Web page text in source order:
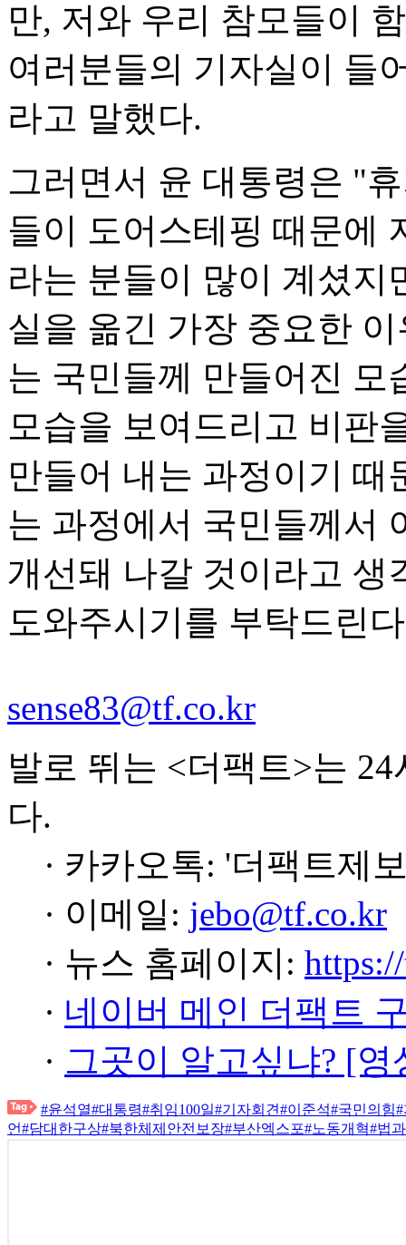
만, 저와 우리 참모들이
여러분들의 기자실이 들
라고 말했다.
그러면서 윤 대통령은 "
들이 도어스테핑 때문에
라는 분들이 많이 계셨지
실을 옮긴 가장 중요한
는 국민들께 만들어진 모
모습을 보여드리고 비판
만들어 내는 과정이기
는 과정에서 국민들께서
개선돼 나갈 것이라고
도와주시기를 부탁드린
sense83@tf.co.kr
발로 뛰는 <더팩트>는
다.
· 카카오톡: '더팩트제
· 이메일: jebo@tf.co.kr
· 뉴스 홈페이지:
· 네이버 메인 더팩트
· 그곳이 알고싶냐? [
#윤석열#대통령#취임100일#기자회견#이준석#국민의힘
언#담대한구상#북한체제안전보장#부산엑스포#노동개혁#법